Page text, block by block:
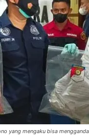
yang mengaku bisa